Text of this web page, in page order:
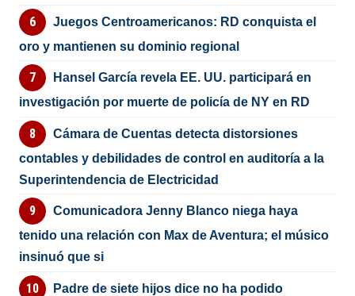
Juegos Centroamericanos: RD conquista el
oro y mantienen su dominio regional
Hansel García revela EE. UU. participará en
investigación por muerte de policía de NY en RD
Cámara de Cuentas detecta distorsiones
contables y debilidades de control en auditoría a la
Superintendencia de Electricidad
Comunicadora Jenny Blanco niega haya
tenido una relación con Max de Aventura; el músico
insinuó que si
Padre de siete hijos dice no ha podido